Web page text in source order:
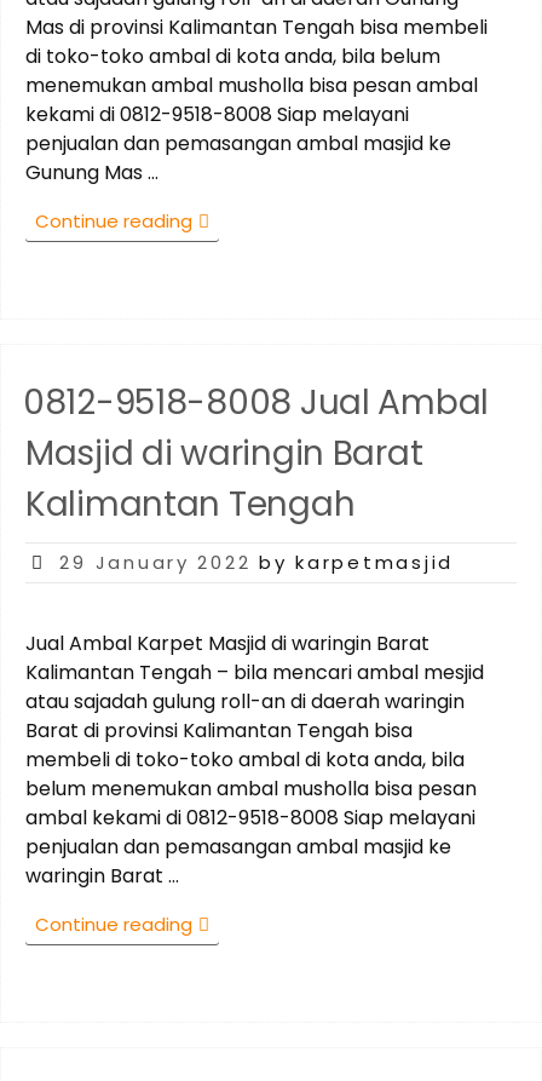
Mas di provinsi Kalimantan Tengah bisa membeli
di toko-toko ambal di kota anda, bila belum
menemukan ambal musholla bisa pesan ambal
kekami di 0812-9518-8008 Siap melayani
penjualan dan pemasangan ambal masjid ke
Gunung Mas …
Continue reading “0812-
9518-
Gunung
Kalimantan
Tengah”
0812-9518-8008 Jual Ambal
Masjid di waringin Barat
Kalimantan Tengah
Posted
29 January 2022 by karpetmasjid
Jual Ambal Karpet Masjid di waringin Barat
Kalimantan Tengah – bila mencari ambal mesjid
atau sajadah gulung roll-an di daerah waringin
Barat di provinsi Kalimantan Tengah bisa
membeli di toko-toko ambal di kota anda, bila
belum menemukan ambal musholla bisa pesan
ambal kekami di 0812-9518-8008 Siap melayani
penjualan dan pemasangan ambal masjid ke
waringin Barat …
Continue reading “0812-
9518-